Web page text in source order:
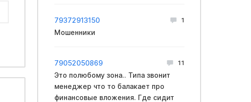
79372913150 1
Мошенники
79052050869 11
Это полюбому зона.. Типа звонит
менеджер что то балакает про
финансовые вложения. Где сидит